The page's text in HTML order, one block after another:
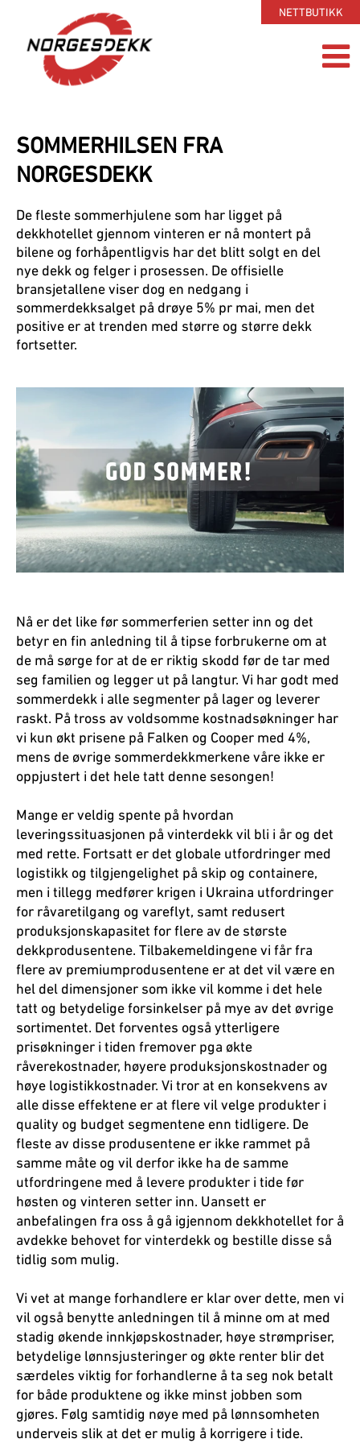
NETTBUTIKK
SOMMERHILSEN FRA
NORGESDEKK
De fleste sommerhjulene som har ligget på
dekkhotellet gjennom vinteren er nå montert på
bilene og forhåpentligvis har det blitt solgt en del
nye dekk og felger i prosessen. De offisielle
bransjetallene viser dog en nedgang i
sommerdekksalget på drøye 5% pr mai, men det
positive er at trenden med større og større dekk
fortsetter.
Nå er det like før sommerferien setter inn og det
betyr en fin anledning til å tipse forbrukerne om at
de må sørge for at de er riktig skodd før de tar med
seg familien og legger ut på langtur. Vi har godt med
sommerdekk i alle segmenter på lager og leverer
raskt. På tross av voldsomme kostnadsøkninger har
vi kun økt prisene på Falken og Cooper med 4%,
mens de øvrige sommerdekkmerkene våre ikke er
oppjustert i det hele tatt denne sesongen!
Mange er veldig spente på hvordan
leveringssituasjonen på vinterdekk vil bli i år og det
med rette. Fortsatt er det globale utfordringer med
logistikk og tilgjengelighet på skip og containere,
men i tillegg medfører krigen i Ukraina utfordringer
for råvaretilgang og vareflyt, samt redusert
produksjonskapasitet for flere av de største
dekkprodusentene. Tilbakemeldingene vi får fra
flere av premiumprodusentene er at det vil være en
hel del dimensjoner som ikke vil komme i det hele
tatt og betydelige forsinkelser på mye av det øvrige
sortimentet. Det forventes også ytterligere
prisøkninger i tiden fremover pga økte
råverekostnader, høyere produksjonskostnader og
høye logistikkostnader. Vi tror at en konsekvens av
alle disse effektene er at flere vil velge produkter i
quality og budget segmentene enn tidligere. De
fleste av disse produsentene er ikke rammet på
samme måte og vil derfor ikke ha de samme
utfordringene med å levere produkter i tide før
høsten og vinteren setter inn. Uansett er
anbefalingen fra oss å gå igjennom dekkhotellet for å
avdekke behovet for vinterdekk og bestille disse så
tidlig som mulig.
Vi vet at mange forhandlere er klar over dette, men vi
vil også benytte anledningen til å minne om at med
stadig økende innkjøpskostnader, høye strømpriser,
betydelige lønnsjusteringer og økte renter blir det
særdeles viktig for forhandlerne å ta seg nok betalt
for både produktene og ikke minst jobben som
gjøres. Følg samtidig nøye med på lønnsomheten
underveis slik at det er mulig å korrigere i tide.